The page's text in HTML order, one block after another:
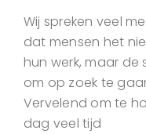
Wij spreken veel
dat mensen het
hun werk, maar
om op zoek te
Vervelend om te
dag veel tijd